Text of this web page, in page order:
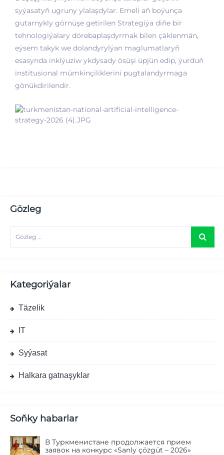
syýasatyň ugruny ylalaşdylar. Emeli aň boýunça
gutarnykly görnüşe getirilen Strategiýa diňe bir
tehnologiýalary dörebaplaşdyrmak bilen çäklenmän,
eýsem takyk we dolandyrylýan maglumatlaryň
esasynda inklýuziw ykdysady ösüşi üpjün edip, ýurduň
institusional mümkinçiliklerini pugtalandyrmaga
gönükdirilendir.
Gözleg
Kategoriýalar
Täzelik
IT
Syýasat
Halkara gatnaşyklar
Soňky habarlar
В Туркменистане продолжается прием
заявок на конкурс «Sanly çözgüt – 2026»